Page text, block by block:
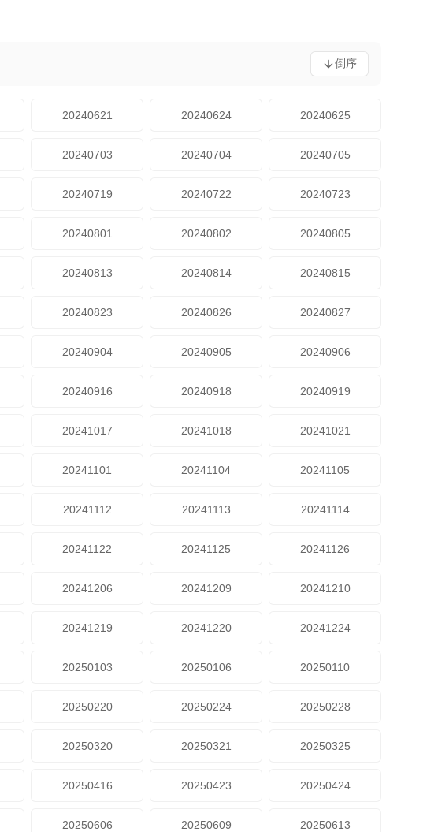
倒序
20240621 20240624 20240625
20240703 20240704 20240705
20240719 20240722 20240723
20240801 20240802 20240805
20240813 20240814 20240815
20240823 20240826 20240827
20240904 20240905 20240906
20240916 20240918 20240919
20241017 20241018 20241021
20241101 20241104 20241105
20241112 20241113 20241114
20241122 20241125 20241126
20241206 20241209 20241210
20241219 20241220 20241224
20250103 20250106 20250110
20250220 20250224 20250228
20250320 20250321 20250325
20250416 20250423 20250424
20250606 20250609 20250613